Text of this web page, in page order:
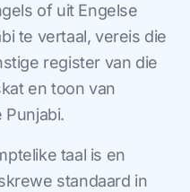
of uit Engelse
te vertaal, vereis die
register van die
en toon van
Punjabi.
taal is en
standaard in